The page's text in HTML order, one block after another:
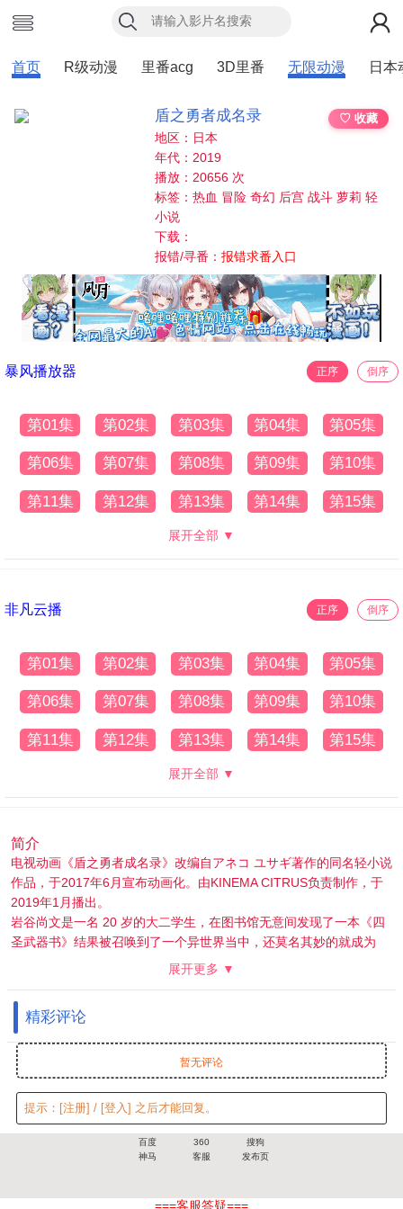
首页 R级动漫 里番acg 3D里番 无限动漫 日本
盾之勇者成名录
♡ 收藏
地区：日本
年代：2019
播放：20656 次
标签：热血 冒险 奇幻 后宫 战斗 萝莉 轻
小说
下载：
报错/寻番：报错求番入口
暴风播放器 正序 倒序
第01集 第02集 第03集 第04集 第05集
第06集 第07集 第08集 第09集 第10集
第11集 第12集 第13集 第14集 第15集
展开全部 ▼
非凡云播 正序 倒序
第01集 第02集 第03集 第04集 第05集
第06集 第07集 第08集 第09集 第10集
第11集 第12集 第13集 第14集 第15集
展开全部 ▼
简介
电视动画《盾之勇者成名录》改编自アネコ ユサギ著作的同名轻小说
作品，于2017年6月宣布动画化。由KINEMA CITRUS负责制作，于
2019年1月播出。
岩谷尚文是一名 20 岁的大二学生，在图书馆无意间发现了一本《四
圣武器书》结果被召唤到了一个异世界当中，还莫名其妙的就成为
了“盾之勇者”，但是在这个世界中盾被认为是没什么用的武器。
遭到诬陷与背叛的尚文变得不信任他人，只会信任被奴隶纹束缚的奴
隶。
于是他便开始了开局就极其不友好的异世界冒险的旅程。
展开更多 ▼
精彩评论
暂无评论
提示： [注册] / [登入] 之后才能回复。
百度 360
搜狗
神马
客服 发布页
===客服答疑===